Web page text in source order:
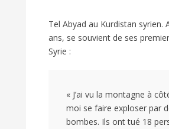
Tel Abyad au Kurdistan syrien.
ans, se souvient de ses
Syrie :
« J’ai vu la montagne à
moi se faire exploser par
bombes. Ils ont tué 18